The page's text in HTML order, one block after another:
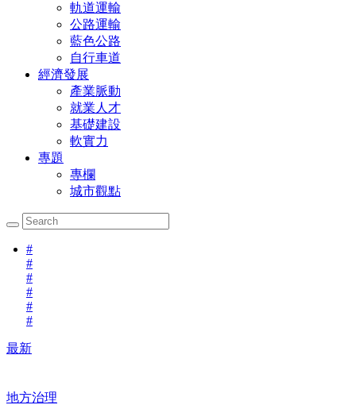
軌道運輸
公路運輸
藍色公路
自行車道
經濟發展
產業脈動
就業人才
基礎建設
軟實力
專題
專欄
城市觀點
#
#
#
#
#
#
最新
地方治理